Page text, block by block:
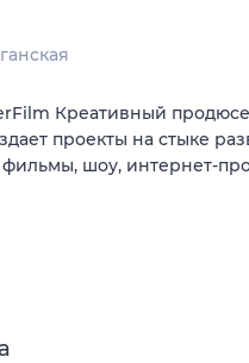
Креативный
проекты на стыке
шоу, интернет-